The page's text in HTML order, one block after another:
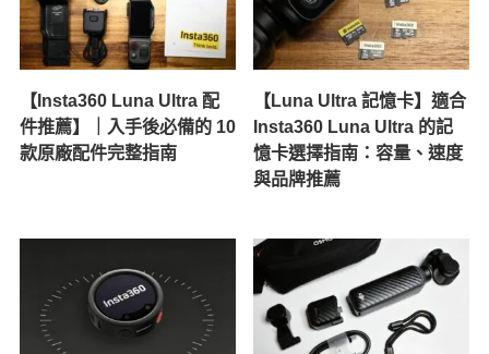
【Insta360 Luna Ultra 配
件推薦】｜入手後必備的 10
款原廠配件完整指南
【Luna Ultra 記憶卡】適合
Insta360 Luna Ultra 的記
憶卡選擇指南：容量、速度
與品牌推薦